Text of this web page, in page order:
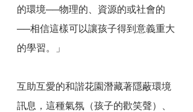
的環境──物理的、資源的或社會的
──相信這樣可以讓孩子得到意義重大
的學習。」
互助互愛的和諧花園潛藏著隱蔽環境
訊息，這種氣氛（孩子的歡笑聲）、